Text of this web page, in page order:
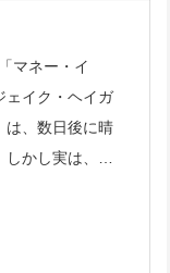
マネー・イ
ェイク・ヘイガ
は、数日後に晴
かし実は、そ